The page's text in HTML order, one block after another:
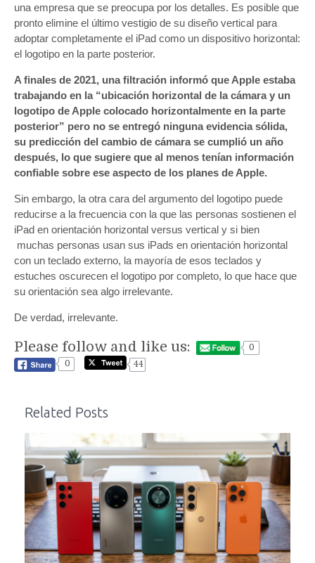
una empresa que se preocupa por los detalles. Es posible que
pronto elimine el último vestigio de su diseño vertical para
adoptar completamente el iPad como un dispositivo horizontal:
el logotipo en la parte posterior.
A finales de 2021, una filtración informó que Apple estaba
trabajando en la “ubicación horizontal de la cámara y un
logotipo de Apple colocado horizontalmente en la parte
posterior” pero no se entregó ninguna evidencia sólida,
su predicción del cambio de cámara se cumplió un año
después, lo que sugiere que al menos tenían información
confiable sobre ese aspecto de los planes de Apple.
Sin embargo, la otra cara del argumento del logotipo puede
reducirse a la frecuencia con la que las personas sostienen el
iPad en orientación horizontal versus vertical y si bien
muchas personas usan sus iPads en orientación horizontal
con un teclado externo, la mayoría de esos teclados y
estuches oscurecen el logotipo por completo, lo que hace que
su orientación sea algo irrelevante.
De verdad, irrelevante.
Please follow and like us:
0
0
44
Related Posts